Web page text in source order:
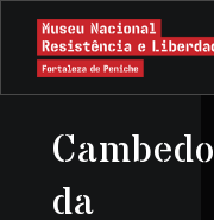
Cambedo
da